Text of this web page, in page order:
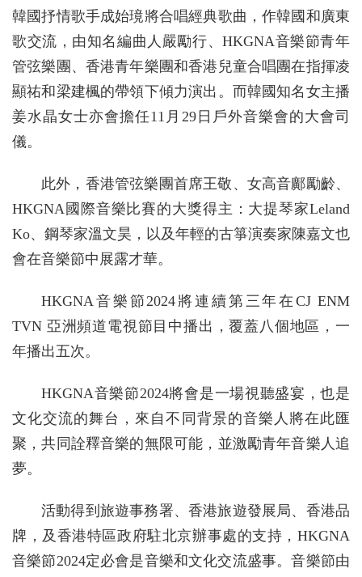
韓國抒情歌手成始璄將合唱經典歌曲，作韓國和廣東
歌交流，由知名編曲人嚴勵行、HKGNA音樂節青年
管弦樂團、香港青年樂團和香港兒童合唱團在指揮凌
顯祐和梁建楓的帶領下傾力演出。而韓國知名女主播
姜水晶女士亦會擔任11月29日戶外音樂會的大會司
儀。
此外，香港管弦樂團首席王敬、女高音鄺勵齡、
HKGNA國際音樂比賽的大獎得主：大提琴家Leland
Ko、鋼琴家溫文昊，以及年輕的古箏演奏家陳嘉文也
會在音樂節中展露才華。
HKGNA音樂節2024將連續第三年在CJ ENM
TVN 亞洲頻道電視節目中播出，覆蓋八個地區，一
年播出五次。
HKGNA音樂節2024將會是一場視聽盛宴，也是
文化交流的舞台，來自不同背景的音樂人將在此匯
聚，共同詮釋音樂的無限可能，並激勵青年音樂人追
夢。
活動得到旅遊事務署、香港旅遊發展局、香港品
牌，及香港特區政府駐北京辦事處的支持，HKGNA
音樂節2024定必會是音樂和文化交流盛事。音樂節由